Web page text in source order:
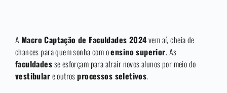
A Macro Captação de Faculdades 2024vem aí, cheia de
chances para quem sonha com oensino superior. As
faculdadesse esforçam para atrair novos alunos por meio do
vestibulare outrosprocessos seletivos.